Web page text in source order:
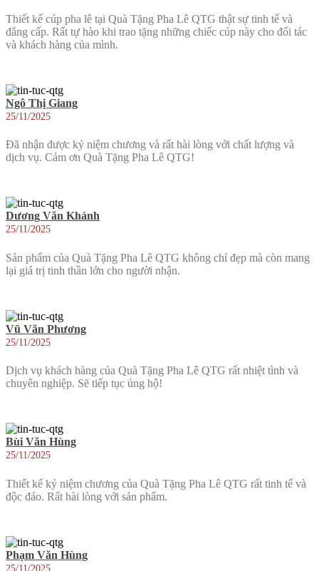
Thiết kế cúp pha lê tại Quà Tặng Pha Lê QTG thật sự tinh tế và
đẳng cấp. Rất tự hào khi trao tặng những chiếc cúp này cho đối tác
và khách hàng của mình.
Ngô Thị Giang
25/11/2025
Đã nhận được kỷ niệm chương và rất hài lòng với chất lượng và
dịch vụ. Cảm ơn Quà Tặng Pha Lê QTG!
Dương Văn Khánh
25/11/2025
Sản phẩm của Quà Tặng Pha Lê QTG không chỉ đẹp mà còn mang
lại giá trị tinh thần lớn cho người nhận.
Vũ Văn Phương
25/11/2025
Dịch vụ khách hàng của Quà Tặng Pha Lê QTG rất nhiệt tình và
chuyên nghiệp. Sẽ tiếp tục ủng hộ!
Bùi Văn Hùng
25/11/2025
Thiết kế kỷ niệm chương của Quà Tặng Pha Lê QTG rất tinh tế và
độc đáo. Rất hài lòng với sản phẩm.
Phạm Văn Hùng
25/11/2025